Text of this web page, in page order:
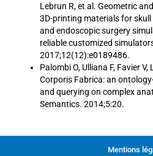
Lebrun R, et al. Geometric
3D-printing materials for
and endoscopic surgery
reliable customized
2017;12(12):e0189486.
Palombi O, Ulliana F, Favier
Corporis Fabrica: an
and querying on complex
Semantics. 2014;5:20.
Mentions